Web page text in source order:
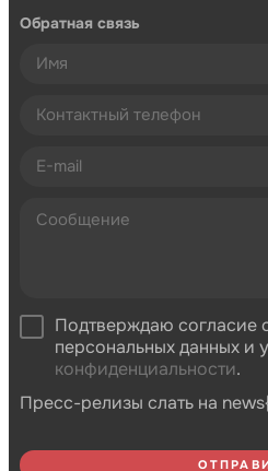
Обратная связь
Подтверждаю согласие
персональных данных и
конфиденциальности.
Пресс-релизы слать на